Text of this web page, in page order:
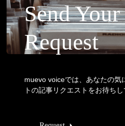
Send Your
Request
muevo voiceでは、あなたの気
トの記事リクエストをお待ちし